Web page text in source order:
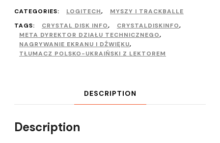
CATEGORIES:
LOGITECH,
MYSZY I TRACKBALLE
TAGS:
CRYSTAL DISK INFO, CRYSTALDISKINFO,
META DYREKTOR DZIAŁU TECHNICZNEGO,
NAGRYWANIE EKRANU I DŹWIĘKU,
TŁUMACZ POLSKO-UKRAIŃSKI Z LEKTOREM
DESCRIPTION
Description